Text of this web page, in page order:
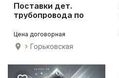
Поставки дет.
трубопровода по
Цена договорная
Горьковская